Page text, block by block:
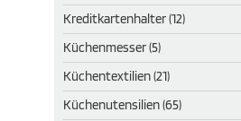
Kreditkartenhalter (12)
Küchenmesser (5)
Küchentextilien (21)
Küchenutensilien (65)